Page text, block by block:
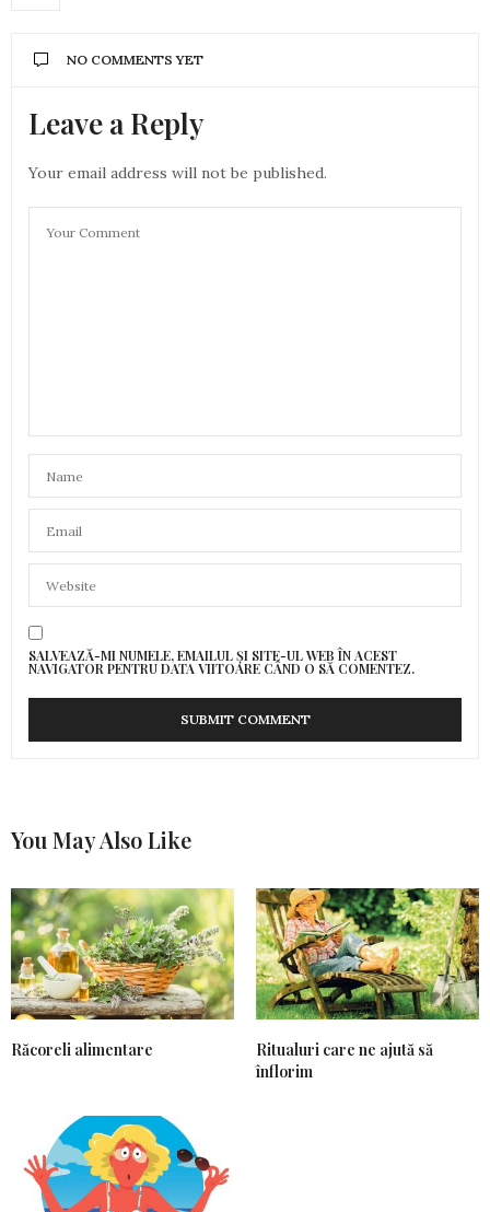
NO COMMENTS YET
Leave a Reply
Your email address will not be published.
SALVEAZĂ-MI NUMELE, EMAILUL ȘI SITE-UL WEB ÎN ACEST
NAVIGATOR PENTRU DATA VIITOARE CÂND O SĂ COMENTEZ.
You May Also Like
Răcoreli alimentare
Ritualuri care ne ajută să
înflorim